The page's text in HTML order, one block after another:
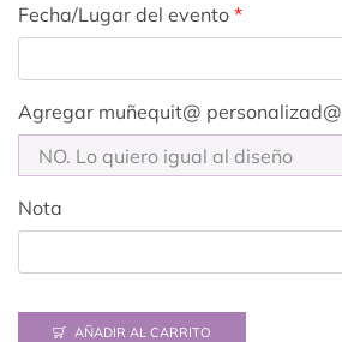
Fecha/Lugar del evento *
Agregar muñequit@ personalizad@
Nota
AÑADIR AL CARRITO